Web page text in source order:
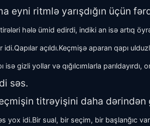
ritmlə yarışdığın üçün
hələ ümid edirdi, indiki an isə artıq
idi.Qapılar açıldı.Keçmişə aparan qapı
isə gizli yollar və qığılcımlarla
səs.
titrəyişini daha
yox idi.Bir sual, bir seçim, bir başlanğıc